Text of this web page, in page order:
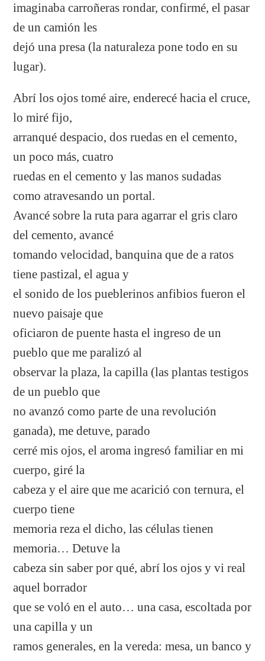
imaginaba carroñeras rondar, confirmé, el pasar
de un camión les
dejó una presa (la naturaleza pone todo en su
lugar).
Abrí los ojos tomé aire, enderecé hacia el cruce,
lo miré fijo,
arranqué despacio, dos ruedas en el cemento,
un poco más, cuatro
ruedas en el cemento y las manos sudadas
como atravesando un portal.
Avancé sobre la ruta para agarrar el gris claro
del cemento, avancé
tomando velocidad, banquina que de a ratos
tiene pastizal, el agua y
el sonido de los pueblerinos anfibios fueron el
nuevo paisaje que
oficiaron de puente hasta el ingreso de un
pueblo que me paralizó al
observar la plaza, la capilla (las plantas testigos
de un pueblo que
no avanzó como parte de una revolución
ganada), me detuve, parado
cerré mis ojos, el aroma ingresó familiar en mi
cuerpo, giré la
cabeza y el aire que me acarició con ternura, el
cuerpo tiene
memoria reza el dicho, las células tienen
memoria… Detuve la
cabeza sin saber por qué, abrí los ojos y vi real
aquel borrador
que se voló en el auto… una casa, escoltada por
una capilla y un
ramos generales, en la vereda: mesa, un banco y